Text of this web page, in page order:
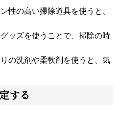
性の高い掃除道具を使うと、
ッズを使うことで、掃除の時
の洗剤や柔軟剤を使うと、気
する